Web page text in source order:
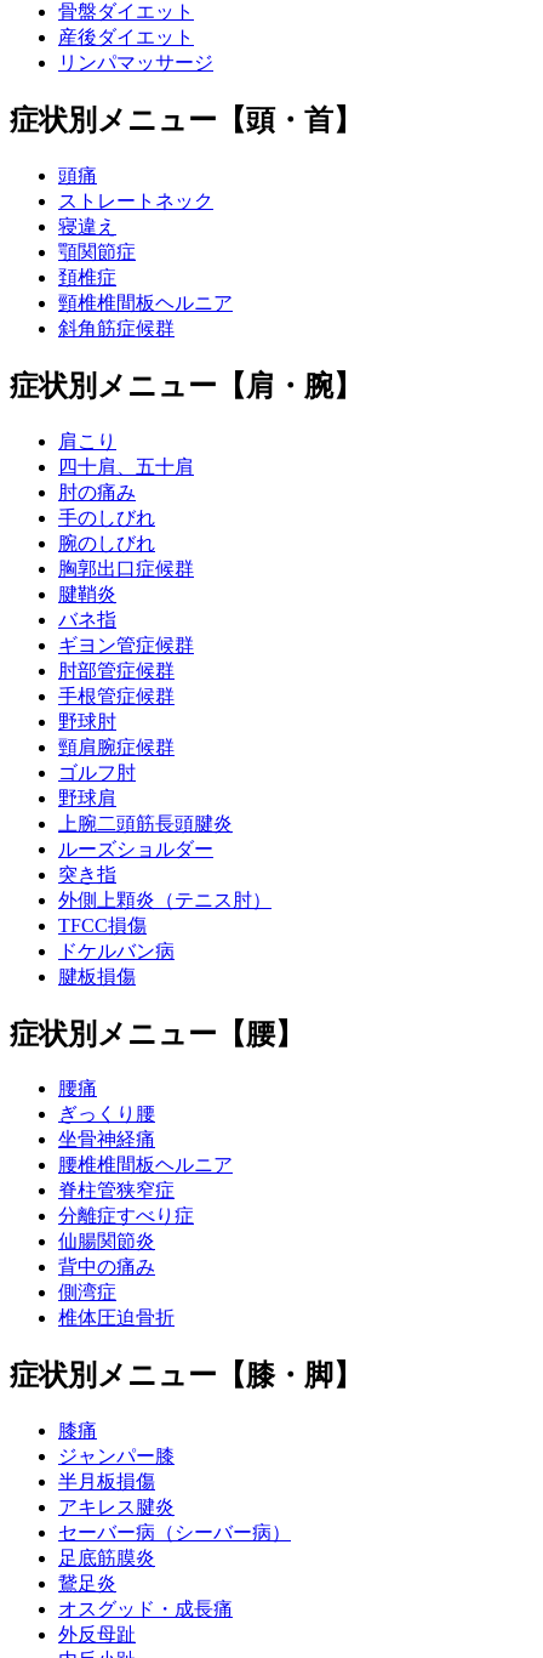
骨盤ダイエット
産後ダイエット
リンパマッサージ
症状別メニュー【頭・首】
頭痛
ストレートネック
寝違え
顎関節症
頚椎症
頸椎椎間板ヘルニア
斜角筋症候群
症状別メニュー【肩・腕】
肩こり
四十肩、五十肩
肘の痛み
手のしびれ
腕のしびれ
胸郭出口症候群
腱鞘炎
バネ指
ギヨン管症候群
肘部管症候群
手根管症候群
野球肘
頸肩腕症候群
ゴルフ肘
野球肩
上腕二頭筋長頭腱炎
ルーズショルダー
突き指
外側上顆炎（テニス肘）
TFCC損傷
ドケルバン病
腱板損傷
症状別メニュー【腰】
腰痛
ぎっくり腰
坐骨神経痛
腰椎椎間板ヘルニア
脊柱管狭窄症
分離症すべり症
仙腸関節炎
背中の痛み
側湾症
椎体圧迫骨折
症状別メニュー【膝・脚】
膝痛
ジャンパー膝
半月板損傷
アキレス腱炎
セーバー病（シーバー病）
足底筋膜炎
鵞足炎
オスグッド・成長痛
外反母趾